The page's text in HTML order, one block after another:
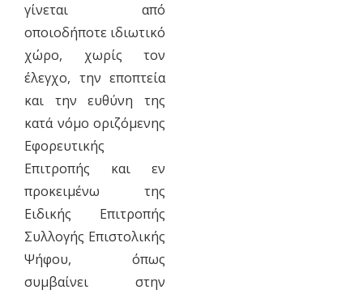
γίνεται από
οποιοδήποτε ιδιωτικό
χώρο, χωρίς τον
έλεγχο, την εποπτεία
και την ευθύνη της
κατά νόμο οριζόμενης
Εφορευτικής
Επιτροπής και εν
προκειμένω της
Ειδικής Επιτροπής
Συλλογής Επιστολικής
Ψήφου, όπως
συμβαίνει στην